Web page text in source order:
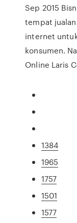
Sep 2015
tempat
internet
konsumen.
Online Laris
1384
1965
1757
1501
1577